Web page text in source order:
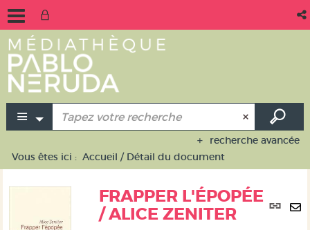
recherche avancée
Vous êtes ici : Accueil / Détail du document
FRAPPER L'ÉPOPÉE
/ ALICE ZENITER